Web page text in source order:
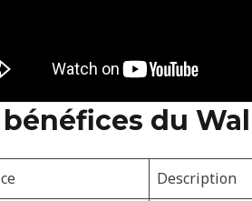
bénéfices du
Description